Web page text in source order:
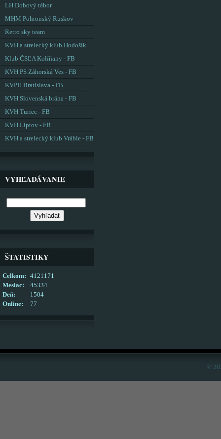
LH Dobový tábor
MHM Pohronský Ruskov
Retro sky team
KVH a strelecký klub Hodošík
Klub ČSĽA Kolíňany - FB
KVH PS Záhorská Ves - FB
KVPH Bratislava - FB
KVH Slovenská brána - FB
KVH Turiec - FB
KVH Liptov - FB
KVH a strelecký klub Vráble - FB
VYHĽADÁVANIE
ŠTATISTIKY
Online: 77
Celkom:
4121171
Mesiac:
45334
Deň:
1504
©